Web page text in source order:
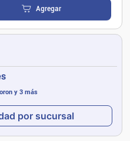
Agregar
y 3 más
por sucursal